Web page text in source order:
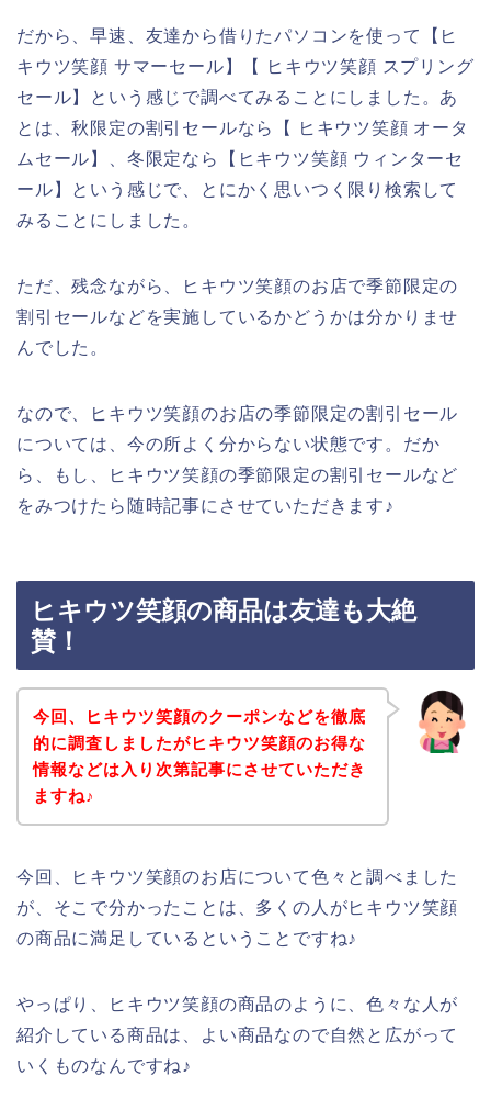
だから、早速、友達から借りたパソコンを使って【ヒ
キウツ笑顔 サマーセール】【 ヒキウツ笑顔 スプリング
セール】という感じで調べてみることにしました。あ
とは、秋限定の割引セールなら【 ヒキウツ笑顔 オータ
ムセール】、冬限定なら【ヒキウツ笑顔 ウィンターセ
ール】という感じで、とにかく思いつく限り検索して
みることにしました。
ただ、残念ながら、ヒキウツ笑顔のお店で季節限定の
割引セールなどを実施しているかどうかは分かりませ
んでした。
なので、ヒキウツ笑顔のお店の季節限定の割引セール
については、今の所よく分からない状態です。だか
ら、もし、ヒキウツ笑顔の季節限定の割引セールなど
をみつけたら随時記事にさせていただきます♪
ヒキウツ笑顔の商品は友達も大絶
賛！
今回、ヒキウツ笑顔のクーポンなどを徹底
的に調査しましたがヒキウツ笑顔のお得な
情報などは入り次第記事にさせていただき
ますね♪
今回、ヒキウツ笑顔のお店について色々と調べました
が、そこで分かったことは、多くの人がヒキウツ笑顔
の商品に満足しているということですね♪
やっぱり、ヒキウツ笑顔の商品のように、色々な人が
紹介している商品は、よい商品なので自然と広がって
いくものなんですね♪